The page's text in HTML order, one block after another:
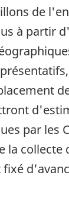
de
à partir
par les
la collecte